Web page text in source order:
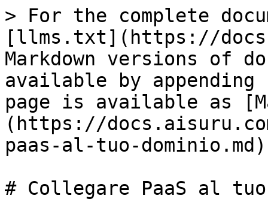
> For the complete
[llms.txt](https://
Markdown versions of
available by
page is available as
(https://
paas-al-tuo-
# Collegare PaaS al